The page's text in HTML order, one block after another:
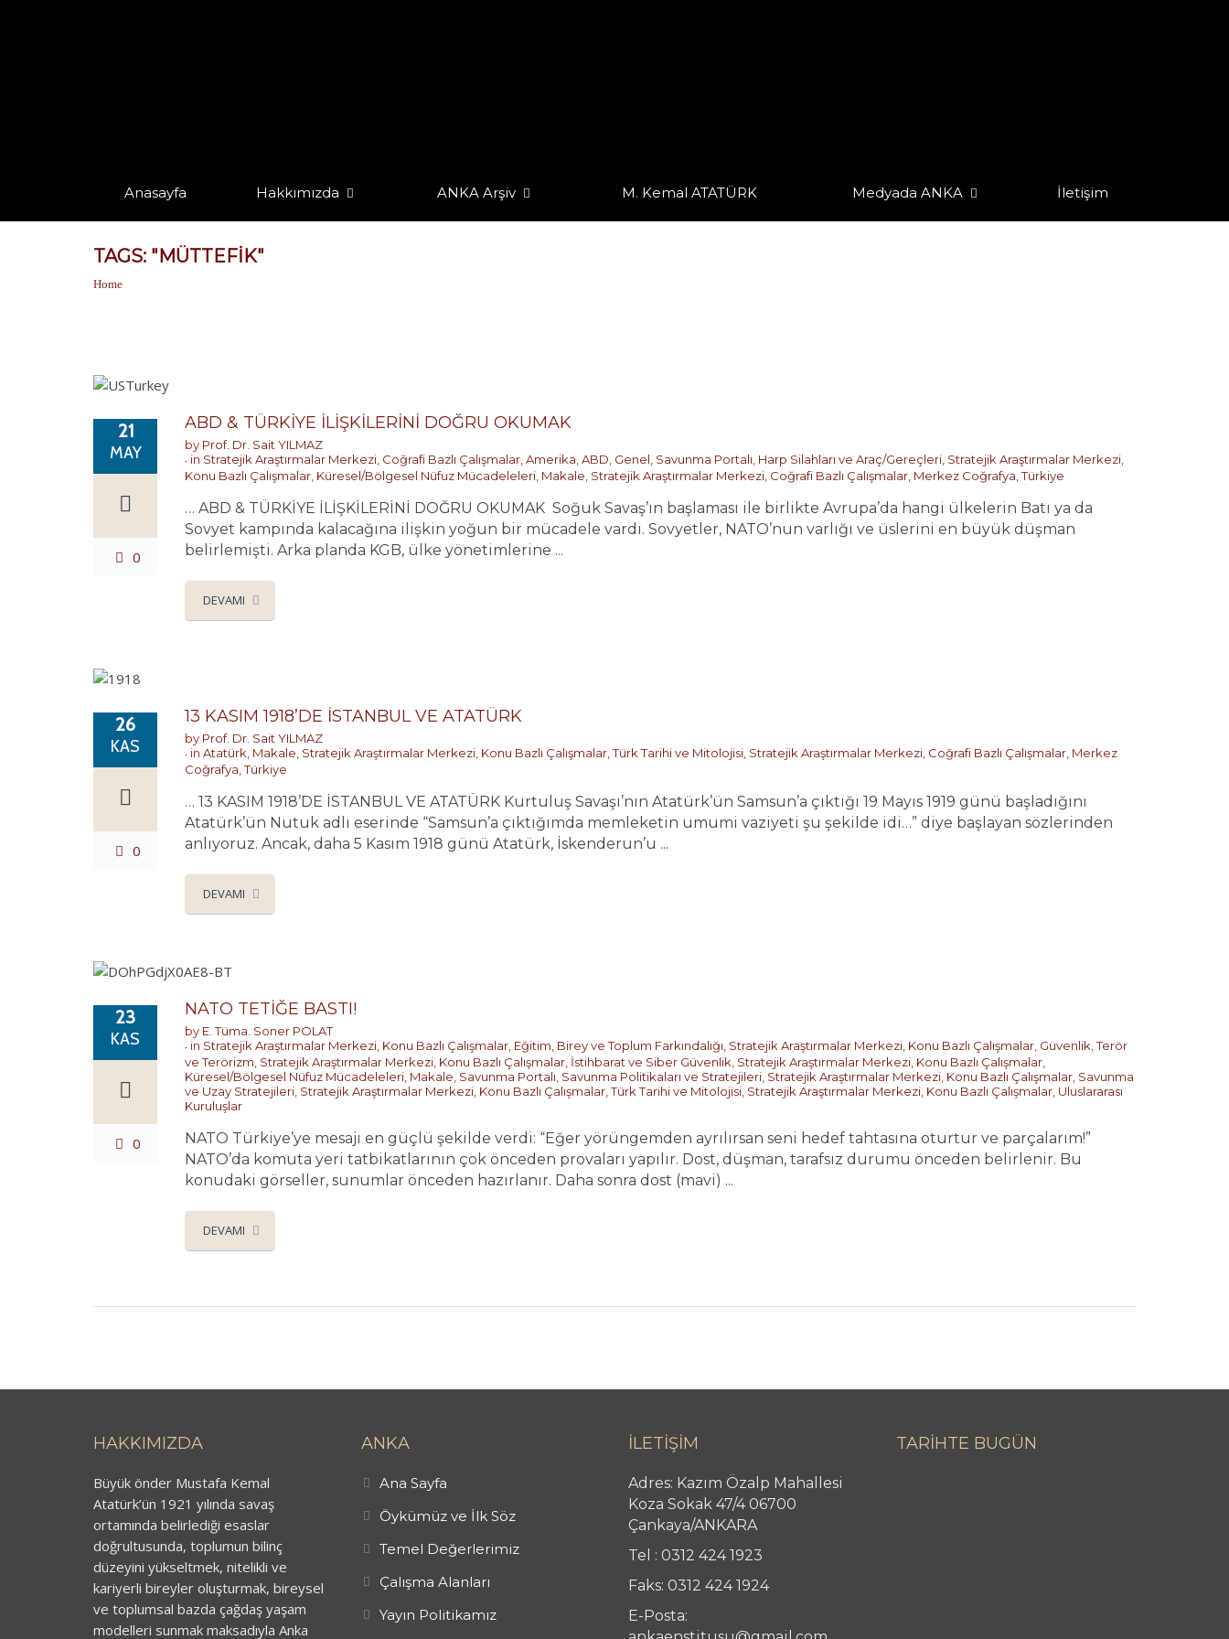
Anasayfa Hakkımızda ANKA Arşiv M. Kemal ATATÜRK Medyada ANKA İletişim
TAGS: "MÜTTEFIK"
Home
21
MAY
0
ABD & TÜRKİYE İLİŞKİLERİNİ DOĞRU OKUMAK
by Prof. Dr. Sait YILMAZ
in Stratejik Araştırmalar Merkezi, Coğrafi Bazlı Çalışmalar,Amerika,ABD, Genel, Savunma Portalı, Harp Silahları ve Araç/Gereçleri, Stratejik Araştırmalar Merkezi,
Konu Bazlı Çalışmalar, Küresel/Bölgesel Nüfuz Mücadeleleri, Makale, Stratejik Araştırmalar Merkezi, Coğrafi Bazlı Çalışmalar, Merkez Coğrafya,Türkiye
… ABD & TÜRKİYE İLİŞKİLERİNİ DOĞRU OKUMAK Soğuk Savaş’ın başlaması ile birlikte Avrupa’da hangi ülkelerin Batı ya da
Sovyet kampında kalacağına ilişkin yoğun bir mücadele vardı. Sovyetler, NATO’nun varlığı ve üslerini en büyük düşman
belirlemişti. Arka planda KGB, ülke yönetimlerine ...
DEVAMI
26
KAS
0
13 KASIM 1918’DE İSTANBUL VE ATATÜRK
by Prof. Dr. Sait YILMAZ
in Atatürk Makale Stratejik Araştırmalar Merkezi Konu Bazlı Çalışmalar ,Türk Tarihi ve Mitolojisi Stratejik Araştırmalar Merkezi Coğrafi Bazlı Çalışmalar Merkez
Coğrafya ,Türkiye
… 13 KASIM 1918’DE İSTANBUL VE ATATÜRK Kurtuluş Savaşı’nın Atatürk’ün Samsun’a çıktığı 19 Mayıs 1919 günü başladığını
Atatürk’ün Nutuk adlı eserinde “Samsun’a çıktığımda memleketin umumi vaziyeti şu şekilde idi…” diye başlayan sözlerinden
anlıyoruz. Ancak, daha 5 Kasım 1918 günü Atatürk, İskenderun’u ...
DEVAMI
23
KAS
0
NATO TETİĞE BASTI!
by E. Tüma. Soner POLAT
in Stratejik Araştırmalar Merkezi, Konu Bazlı Çalışmalar, Eğitim, Birey ve Toplum Farkındalığı, Stratejik Araştırmalar Merkezi, Konu Bazlı Çalışmalar, Güvenlik, Terör
ve Terörizm, Stratejik Araştırmalar Merkezi, Konu Bazlı Çalışmalar, İstihbarat ve Siber Güvenlik, Stratejik Araştırmalar Merkezi, Konu Bazlı Çalışmalar,
Küresel/Bölgesel Nüfuz Mücadeleleri, Makale, Savunma Portalı, Savunma Politikaları ve Stratejileri, Stratejik Araştırmalar Merkezi, Konu Bazlı Çalışmalar, Savunma
ve Uzay Stratejileri, Stratejik Araştırmalar Merkezi, Konu Bazlı Çalışmalar,Türk Tarihi ve Mitolojisi, Stratejik Araştırmalar Merkezi, Konu Bazlı Çalışmalar, Uluslararası
Kuruluşlar
NATO Türkiye’ye mesajı en güçlü şekilde verdi: “Eğer yörüngemden ayrılırsan seni hedef tahtasına oturtur ve parçalarım!”
NATO’da komuta yeri tatbikatlarının çok önceden provaları yapılır. Dost, düşman, tarafsız durumu önceden belirlenir. Bu
konudaki görseller, sunumlar önceden hazırlanır. Daha sonra dost (mavi) ...
DEVAMI
HAKKIMIZDA
Büyük önder Mustafa Kemal
Atatürk’ün 1921 yılında savaş
ortamında belirlediği esaslar
doğrultusunda, toplumun bilinç
düzeyini yükseltmek, nitelikli ve
kariyerli bireyler oluşturmak, bireysel
ve toplumsal bazda çağdaş yaşam
modelleri sunmak maksadıyla Anka
ANKA
Ana Sayfa
Öykümüz ve İlk Söz
Temel Değerlerimiz
Çalışma Alanları
Yayın Politikamız
İLETİŞİM
Adres: Kazım Özalp Mahallesi
Koza Sokak 47/4 06700
Çankaya/ANKARA
Tel : 0312 424 1923
Faks: 0312 424 1924
E-Posta:
TARİHTE BUGÜN